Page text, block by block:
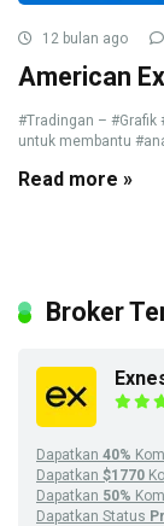
12 bulan ago
American
#Tradingan – #Grafik
untuk membantu
Read more »
Broker
Dapatkan 40%
Dapatkan $1770
Dapatkan 50%
Dapatkan Status